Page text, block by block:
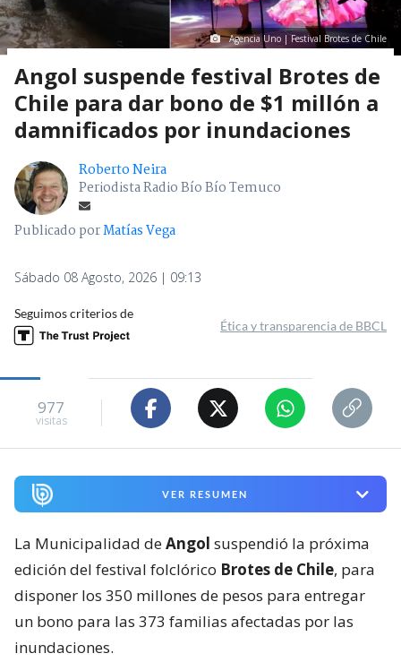
Agencia Uno | Festival Brotes de Chile
Angol suspende festival Brotes de
Chile para dar bono de $1 millón a
damnificados por inundaciones
Roberto Neira
Periodista Radio Bío Bío Temuco
Publicado porMatías Vega
Sábado 08 Agosto, 2026 | 09:13
Seguimos criterios de
Ética y transparencia de BBCL
977
visitas
VER RESUMEN
La Municipalidad deAngol suspendió la próxima
edición del festival folclórico Brotes de Chile, para
disponer los 350 millones de pesos para entregar
un bono para las 373 familias afectadas por las
inundaciones.